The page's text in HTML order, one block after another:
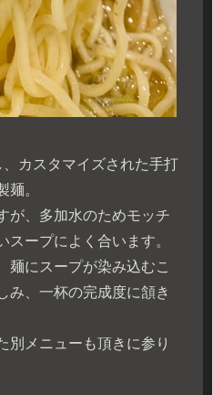
カスタマイズされた手打
麺。
が、多加水のためモッチ
スープによく合います。
麺にスープが染み込むこ
み、一杯の完成度に頷き
別メニューも頂きに参り